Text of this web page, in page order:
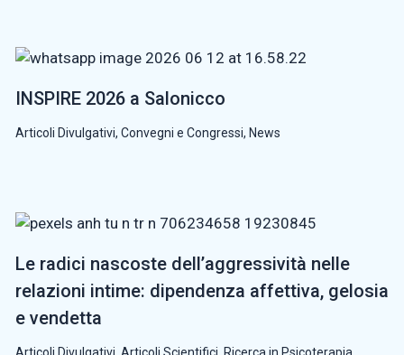
INSPIRE 2026 a Salonicco
Articoli Divulgativi, Convegni e Congressi, News
Le radici nascoste dell’aggressività nelle
relazioni intime: dipendenza affettiva, gelosia
e vendetta